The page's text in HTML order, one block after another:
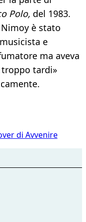
Polo, del 1983.
è stato
e
ma aveva
troppo tardi»
di Avvenire